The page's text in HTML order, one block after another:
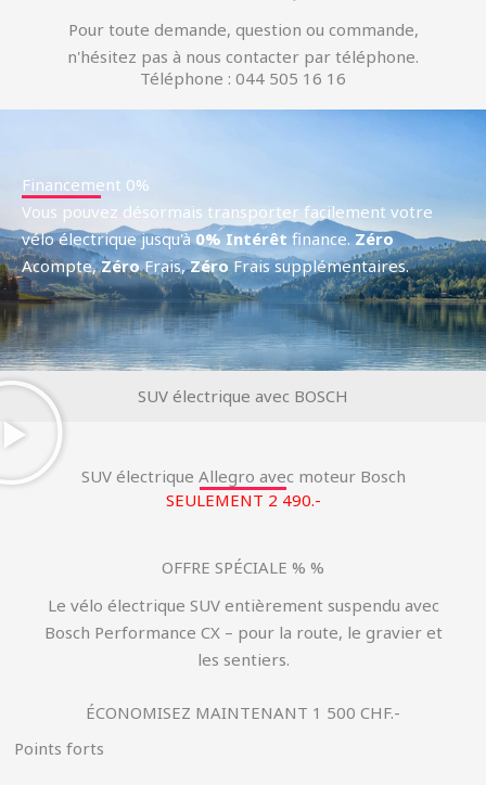
Pour toute demande, question ou commande,
n'hésitez pas à nous contacter par téléphone.
Téléphone : 044 505 16 16
Financement 0%
Vous pouvez désormais transporter facilement votre
vélo électrique jusqu'à 0% Intérêt finance.Zéro
Acompte,ZéroFrais,Zéro Frais supplémentaires.
SUV électrique avec BOSCH
SUV électrique Allegro avec moteur Bosch
SEULEMENT 2 490.-
OFFRE SPÉCIALE % %
Le vélo électrique SUV entièrement suspendu avec
Bosch Performance CX – pour la route, le gravier et
les sentiers.
ÉCONOMISEZ MAINTENANT 1 500 CHF.-
Points forts